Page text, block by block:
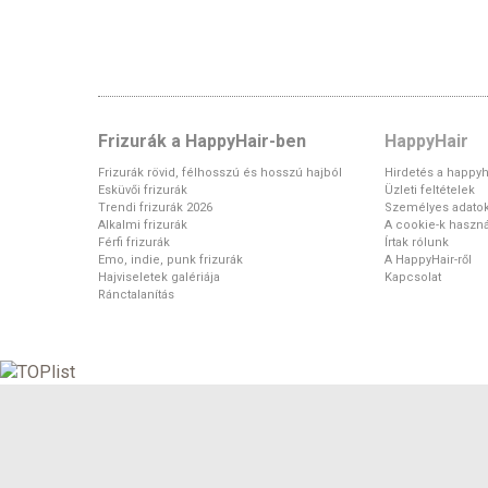
Frizurák a HappyHair-ben
Frizurák rövid, félhosszú és hosszú hajból
Esküvői frizurák
Trendi frizurák 2026
Alkalmi frizurák
Férfi frizurák
Emo, indie, punk frizurák
Hajviseletek galériája
Ránctalanítás
HappyHair
Hirdetés a
Üzleti feltételek
Személyes
A cookie-k
Írtak rólunk
A HappyHair-ről
Kapcsolat